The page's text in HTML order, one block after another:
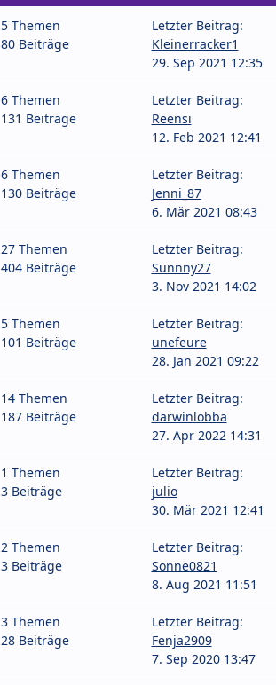
5 Themen
80 Beiträge
Letzter Beitrag:
Kleinerracker1
29. Sep 2021 12:35
6 Themen
131 Beiträge
Letzter Beitrag:
Reensi
12. Feb 2021 12:41
6 Themen
130 Beiträge
Letzter Beitrag:
Jenni_87
6. Mär 2021 08:43
27 Themen
404 Beiträge
Letzter Beitrag:
Sunnny27
3. Nov 2021 14:02
5 Themen
101 Beiträge
Letzter Beitrag:
unefeure
28. Jan 2021 09:22
14 Themen
187 Beiträge
Letzter Beitrag:
darwinlobba
27. Apr 2022 14:31
1 Themen
3 Beiträge
Letzter Beitrag:
julio
30. Mär 2021 12:41
2 Themen
3 Beiträge
Letzter Beitrag:
Sonne0821
8. Aug 2021 11:51
3 Themen
28 Beiträge
Letzter Beitrag:
Fenja2909
7. Sep 2020 13:47